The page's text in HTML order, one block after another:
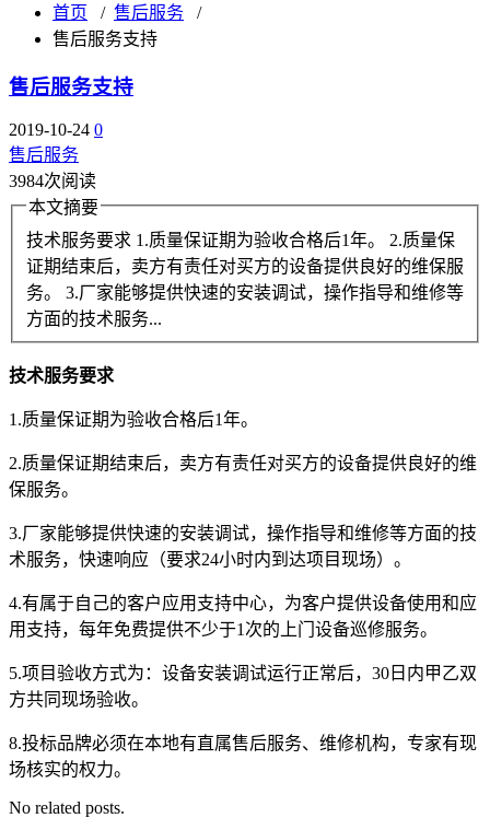
首页 / 售后服务 /
售后服务支持
售后服务支持
2019-10-24 0
售后服务
3984次阅读
本文摘要
技术服务要求 1.质量保证期为验收合格后1年。 2.质量保
证期结束后，卖方有责任对买方的设备提供良好的维保服
务。 3.厂家能够提供快速的安装调试，操作指导和维修等
方面的技术服务...
技术服务要求
1.质量保证期为验收合格后1年。
2.质量保证期结束后，卖方有责任对买方的设备提供良好的维
保服务。
3.厂家能够提供快速的安装调试，操作指导和维修等方面的技
术服务，快速响应（要求24小时内到达项目现场）。
4.有属于自己的客户应用支持中心，为客户提供设备使用和应
用支持，每年免费提供不少于1次的上门设备巡修服务。
5.项目验收方式为：设备安装调试运行正常后，30日内甲乙双
方共同现场验收。
8.投标品牌必须在本地有直属售后服务、维修机构，专家有现
场核实的权力。
No related posts.